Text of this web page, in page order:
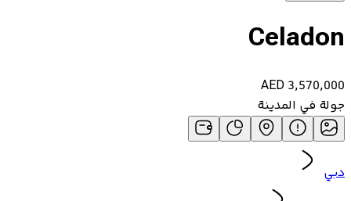
Celadon
AED 3,570,000
جولة في المدينة
دبي